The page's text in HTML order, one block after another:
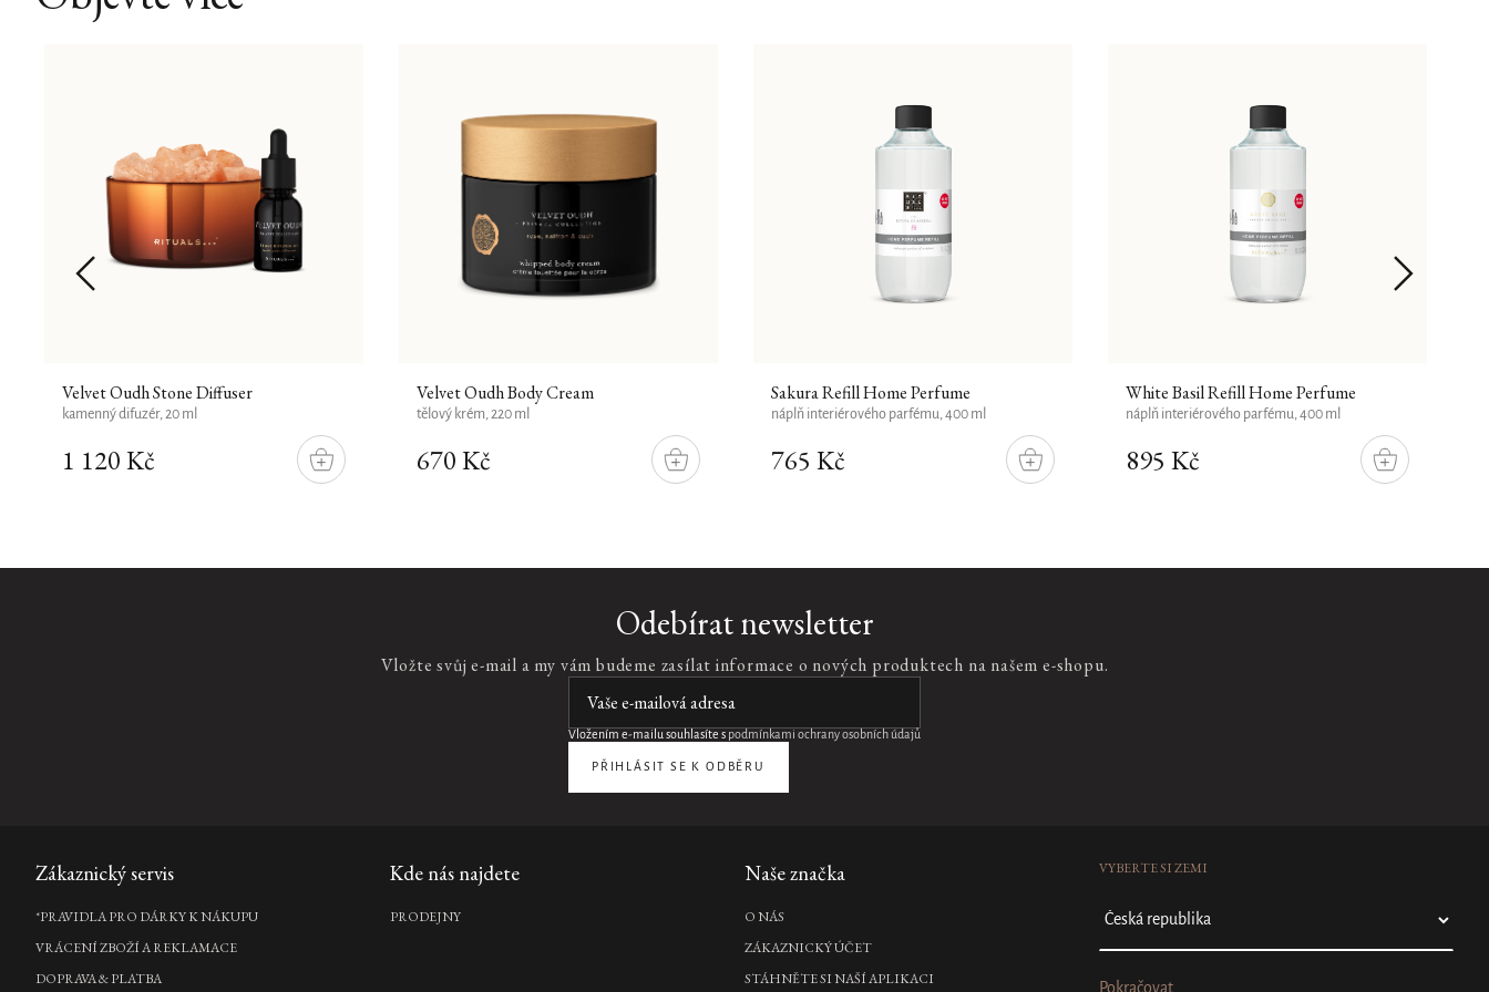
Velvet Oudh Stone Diffuser
1 120 Kč
DO
KOŠÍKU
kamenný difuzér, 20 ml
Velvet Oudh Body Cream
670 Kč
DO
KOŠÍKU
tělový krém, 220 ml
Sakura Refill Home Perfume
765 Kč
DO
KOŠÍKU
náplň interiérového parfému, 400 ml
White Basil Refill Home Perfume
895 Kč
DO
KOŠÍKU
náplň interiérového parfému, 400 ml
1 120 Kč
kamenný difuzér, 20 ml
Odebírat newsletter
Vložte svůj e-mail a my vám budeme zasílat informace o nových produktech na našem e-shopu.
Vložením e-mailu souhlasíte s podmínkami ochrany osobních údajů
PŘIHLÁSIT SE K ODBĚRU
Zápatí
Zákaznický servis
*PRAVIDLA PRO DÁRKY K NÁKUPU
VRÁCENÍ ZBOŽÍ A REKLAMACE
DOPRAVA & PLATBA
Kde nás najdete
PRODEJNY
Naše značka
O NÁS
ZÁKAZNICKÝ ÚČET
STÁHNĚTE SI NAŠÍ APLIKACI
VYBERTE SI ZEMI